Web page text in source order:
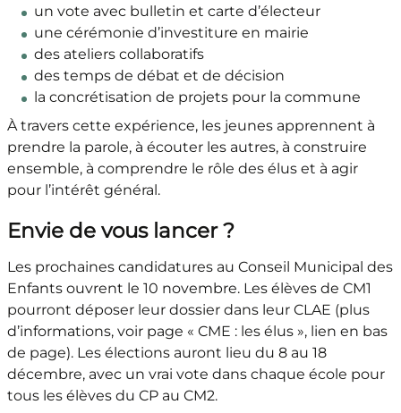
un vote avec bulletin et carte d’électeur
une cérémonie d’investiture en mairie
des ateliers collaboratifs
des temps de débat et de décision
la concrétisation de projets pour la commune
À travers cette expérience, les jeunes apprennent à
prendre la parole, à écouter les autres, à construire
ensemble, à comprendre le rôle des élus et à agir
pour l’intérêt général.
Envie de vous lancer ?
Les prochaines candidatures au Conseil Municipal des
Enfants ouvrent le 10 novembre. Les élèves de CM1
pourront déposer leur dossier dans leur CLAE (plus
d’informations, voir page « CME : les élus », lien en bas
de page). Les élections auront lieu du 8 au 18
décembre, avec un vrai vote dans chaque école pour
tous les élèves du CP au CM2.